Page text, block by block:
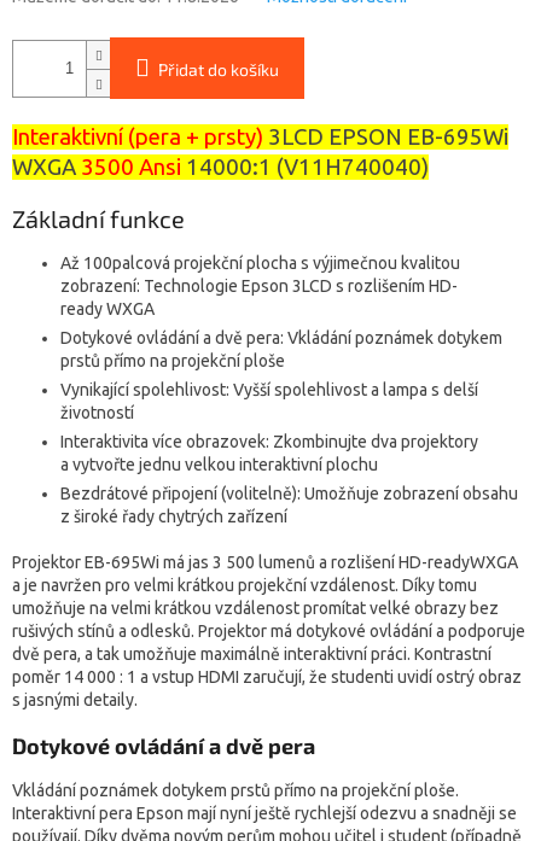
Přidat do košíku
Interaktivní (pera + prsty) 3LCD EPSON EB-695Wi
WXGA 3500 Ansi 14000:1 (V11H740040)
Základní funkce
Až 100palcová projekční plocha s výjimečnou kvalitou
zobrazení: Technologie Epson 3LCD s rozlišením HD-
ready WXGA
Dotykové ovládání a dvě pera: Vkládání poznámek dotykem
prstů přímo na projekční ploše
Vynikající spolehlivost: Vyšší spolehlivost a lampa s delší
životností
Interaktivita více obrazovek: Zkombinujte dva projektory
a vytvořte jednu velkou interaktivní plochu
Bezdrátové připojení (volitelně): Umožňuje zobrazení obsahu
z široké řady chytrých zařízení
Projektor EB-695Wi má jas 3 500 lumenů a rozlišení HD-readyWXGA
a je navržen pro velmi krátkou projekční vzdálenost. Díky tomu
umožňuje na velmi krátkou vzdálenost promítat velké obrazy bez
rušivých stínů a odlesků. Projektor má dotykové ovládání a podporuje
dvě pera, a tak umožňuje maximálně interaktivní práci. Kontrastní
poměr 14 000 : 1 a vstup HDMI zaručují, že studenti uvidí ostrý obraz
s jasnými detaily.
Dotykové ovládání a dvě pera
Vkládání poznámek dotykem prstů přímo na projekční ploše.
Interaktivní pera Epson mají nyní ještě rychlejší odezvu a snadněji se
používají. Díky dvěma novým perům mohou učitel i student (případně